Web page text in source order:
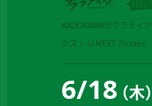
KADOKAWAサクラナイツ
クス
U-NEXT Pirates
6/18（木）